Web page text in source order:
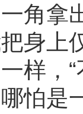
角拿
身上
样，
怕是